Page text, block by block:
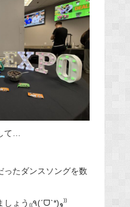
て…
ったダンスソングを数
ライブの様子を見ていきましょう₍₍٩(ˊᗜˋ*)و⁾⁾